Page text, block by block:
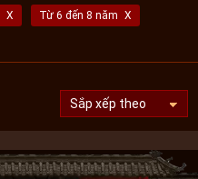
Từ 6 đến 8 năm